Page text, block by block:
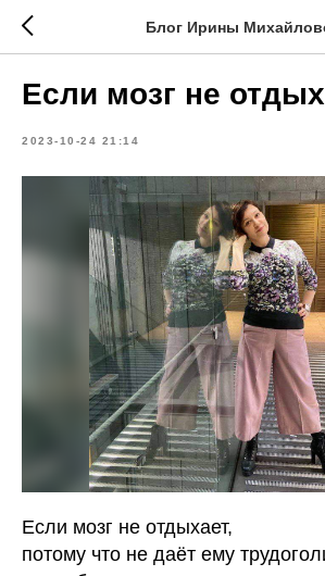
Блог Ирины
Если мозг не
2023-10-24 21:14
Если мозг не отдыхает,
потому что не даёт ему